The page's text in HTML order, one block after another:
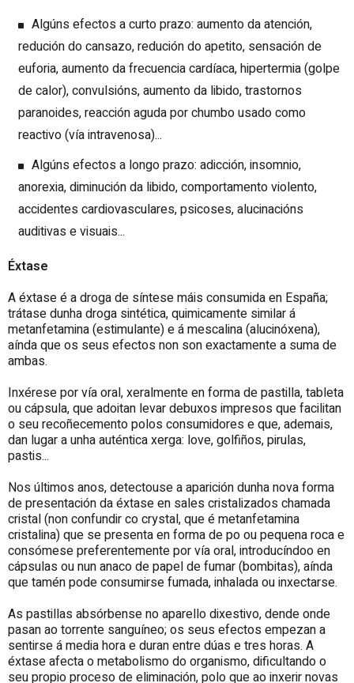
Algúns efectos a curto prazo: aumento da atención,
redución do cansazo, redución do apetito, sensación de
euforia, aumento da frecuencia cardíaca, hipertermia (golpe
de calor), convulsións, aumento da libido, trastornos
paranoides, reacción aguda por chumbo usado como
reactivo (vía intravenosa)...
Algúns efectos a longo prazo: adicción, insomnio,
anorexia, diminución da libido, comportamento violento,
accidentes cardiovasculares, psicoses, alucinacións
auditivas e visuais...
Éxtase
A éxtase é a droga de síntese máis consumida en España;
trátase dunha droga sintética, quimicamente similar á
metanfetamina (estimulante) e á mescalina (alucinóxena),
aínda que os seus efectos non son exactamente a suma de
ambas.
Inxérese por vía oral, xeralmente en forma de pastilla, tableta
ou cápsula, que adoitan levar debuxos impresos que facilitan
o seu recoñecemento polos consumidores e que, ademais,
dan lugar a unha auténtica xerga: love, golfiños, pirulas,
pastis...
Nos últimos anos, detectouse a aparición dunha nova forma
de presentación da éxtase en sales cristalizados chamada
cristal (non confundir co crystal, que é metanfetamina
cristalina) que se presenta en forma de po ou pequena roca e
consómese preferentemente por vía oral, introducíndoo en
cápsulas ou nun anaco de papel de fumar (bombitas), aínda
que tamén pode consumirse fumada, inhalada ou inxectarse.
As pastillas absórbense no aparello dixestivo, dende onde
pasan ao torrente sanguíneo; os seus efectos empezan a
sentirse á media hora e duran entre dúas e tres horas. A
éxtase afecta o metabolismo do organismo, dificultando o
seu propio proceso de eliminación, polo que ao inxerir novas